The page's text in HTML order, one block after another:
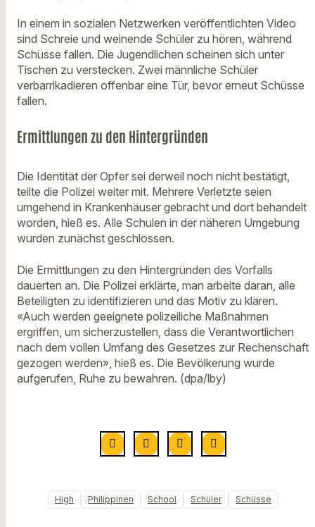
In einem in sozialen Netzwerken veröffentlichten Video
sind Schreie und weinende Schüler zu hören, während
Schüsse fallen. Die Jugendlichen scheinen sich unter
Tischen zu verstecken. Zwei männliche Schüler
verbarrikadieren offenbar eine Tür, bevor erneut Schüsse
fallen.
Ermittlungen zu den Hintergründen
Die Identität der Opfer sei derweil noch nicht bestätigt,
teilte die Polizei weiter mit. Mehrere Verletzte seien
umgehend in Krankenhäuser gebracht und dort behandelt
worden, hieß es. Alle Schulen in der näheren Umgebung
wurden zunächst geschlossen.
Die Ermittlungen zu den Hintergründen des Vorfalls
dauerten an. Die Polizei erklärte, man arbeite daran, alle
Beteiligten zu identifizieren und das Motiv zu klären.
«Auch werden geeignete polizeiliche Maßnahmen
ergriffen, um sicherzustellen, dass die Verantwortlichen
nach dem vollen Umfang des Gesetzes zur Rechenschaft
gezogen werden», hieß es. Die Bevölkerung wurde
aufgerufen, Ruhe zu bewahren. (dpa/lby)
High Philippinen School Schüler Schüsse